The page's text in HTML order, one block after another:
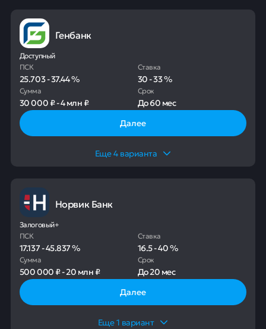
Генбанк
Доступный
ПСК
25.703-37.44%
Ставка
30-33%
Сумма
30 000 ₽-4 млн ₽
Срок
До60 мес
Далее
Еще4 варианта
Норвик Банк
Залоговый+
ПСК
17.137-45.837%
Ставка
16.5-40%
Сумма
500 000 ₽-20 млн ₽
Срок
До20 мес
Далее
Еще1 вариант